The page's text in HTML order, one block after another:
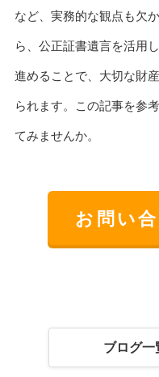
など、実務的な観点も欠
ら、公正証書遺言を活用
進めることで、大切な財
られます。この記事を参
てみませんか。
お問い
ブログ一